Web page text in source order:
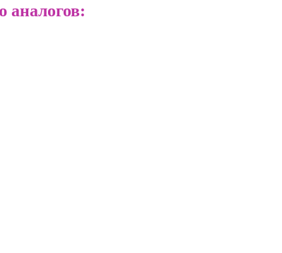
аналогов: